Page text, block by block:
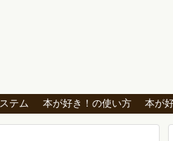
テム 本が好き！の使い方 本が